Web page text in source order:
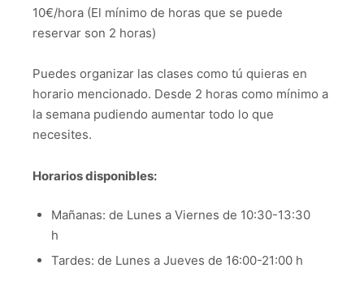
10€/hora (El mínimo de horas que se puede
reservar son 2 horas)
Puedes organizar las clases como tú quieras en
horario mencionado. Desde 2 horas como mínimo a
la semana pudiendo aumentar todo lo que
necesites.
Horarios disponibles:
Mañanas: de Lunes a Viernes de 10:30-13:30
h
Tardes: de Lunes a Jueves de 16:00-21:00 h